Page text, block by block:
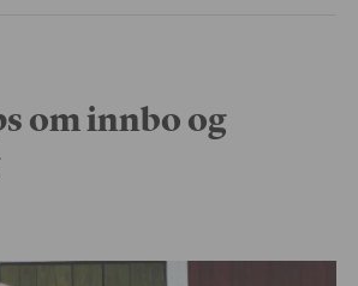
om innbo og